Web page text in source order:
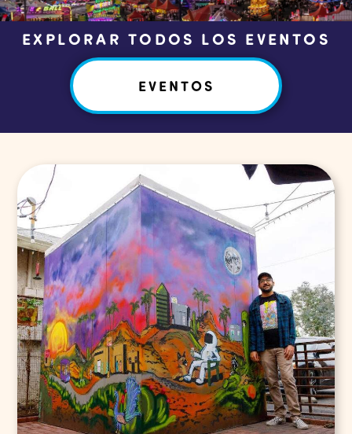
EXPLORAR TODOS LOS EVENTOS
EVENTOS